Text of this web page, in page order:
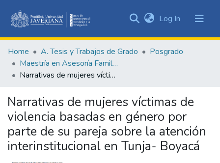
&
Collections
Statistics
Log In (current)
Home A. Tesis y Trabajos de Grado
Posgrado
Maestría en Asesoría Familiar
Narrativas de mujeres víctimas de violencia basadas en género por parte de su pareja sobre la atención interinstitucional en Tunja- Boyacá
Narrativas de mujeres víctimas de
violencia basadas en género por
parte de su pareja sobre la atención
interinstitucional en Tunja- Boyacá